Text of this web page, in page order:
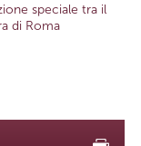
speciale tra il
di Roma